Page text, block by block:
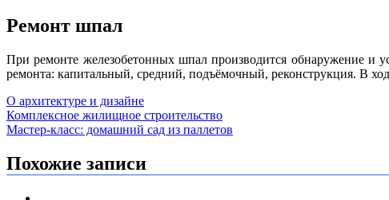
Ремонт шпал
При ремонте железобетонных шпал производится обнаружение и
ремонта: капитальный, средний, подъёмочный, реконструкция. В
О архитектуре и дизайне
Навигация
по
записям
Комплексное жилищное строительство
Мастер-класс: домашний сад из паллетов
Похожие записи